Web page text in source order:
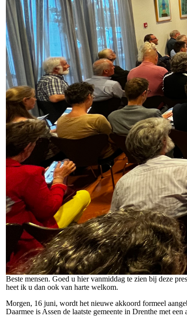
Beste mensen. Goed u hier vanmiddag te zien bij deze
heet ik u dan ook van harte welkom.
Morgen, 16 juni, wordt het nieuwe akkoord formeel
Daarmee is Assen de laatste gemeente in Drenthe met